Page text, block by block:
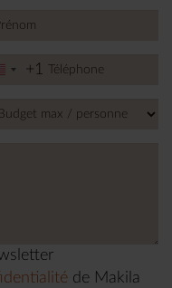
+1
de Makila